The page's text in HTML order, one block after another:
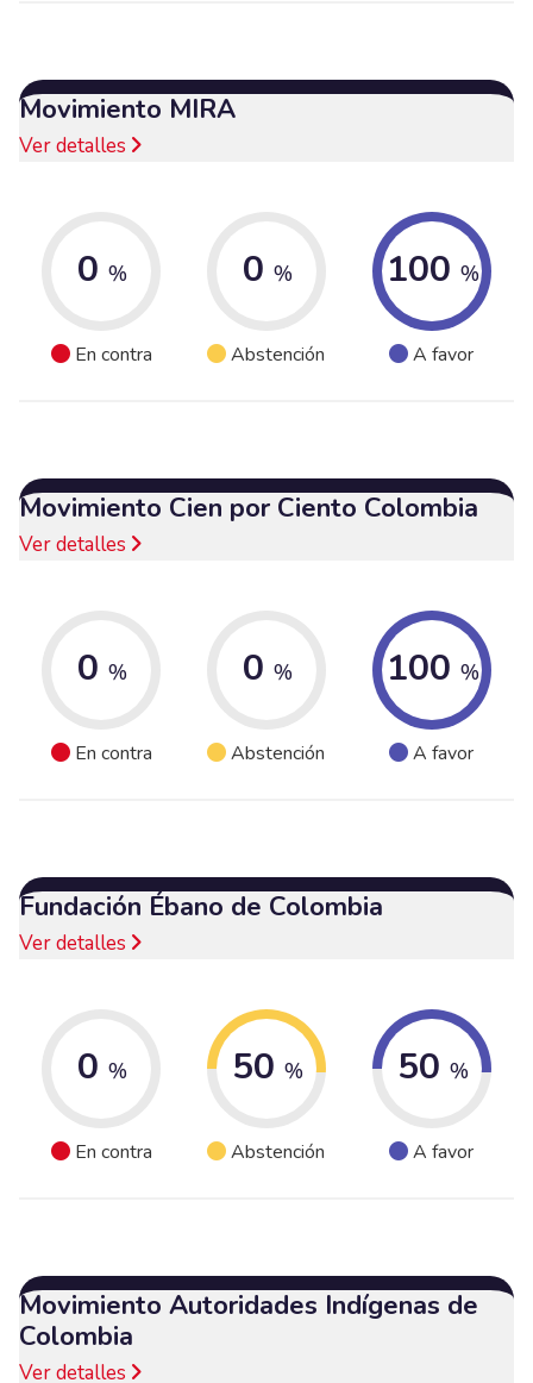
Movimiento MIRA
Ver detalles
0 %
En contra
0 %
Abstención
100 %
A favor
Movimiento Cien por Ciento Colombia
Ver detalles
0 %
En contra
0 %
Abstención
100 %
A favor
Fundación Ébano de Colombia
Ver detalles
0 %
En contra
50 %
Abstención
50 %
A favor
Movimiento Autoridades Indígenas de
Colombia
Ver detalles